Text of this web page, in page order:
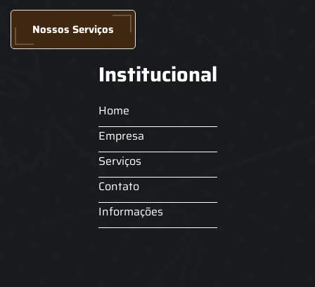
Nossos Serviços
Institucional
Home
Empresa
Serviços
Contato
Informações